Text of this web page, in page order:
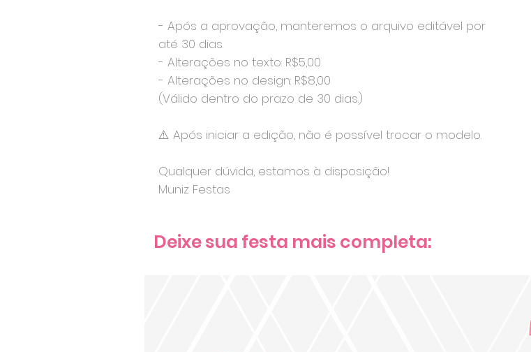
- Após a aprovação, manteremos o arquivo editável por
até 30 dias.
- Alterações no texto: R$5,00
- Alterações no design: R$8,00
(Válido dentro do prazo de 30 dias.)
⚠️ Após iniciar a edição, não é possível trocar o modelo.
Qualquer dúvida, estamos à disposição!
Muniz Festas
Deixe sua festa mais completa: